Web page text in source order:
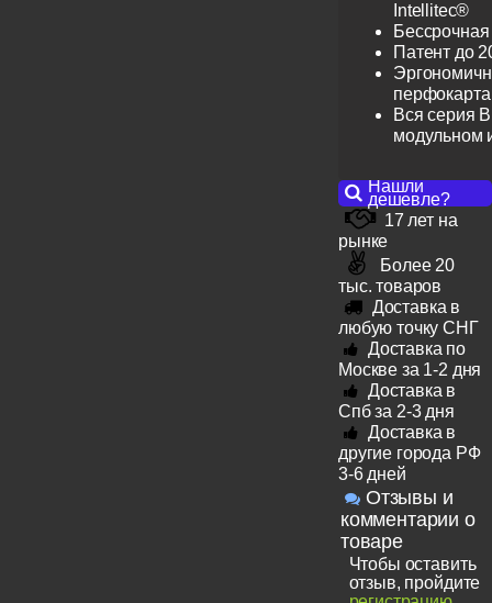
Intellitec®
Патент до
перфокарта
Вся серия
модульном
Нашли
дешевле?
17 лет на
рынке
Более 20
тыс. товаров
Доставка в
любую точку СНГ
Доставка по
Москве за 1-2 дня
Доставка в
Спб за 2-3 дня
Доставка в
другие города РФ
3-6 дней
Отзывы и
комментарии о
товаре
Чтобы оставить
отзыв, пройдите